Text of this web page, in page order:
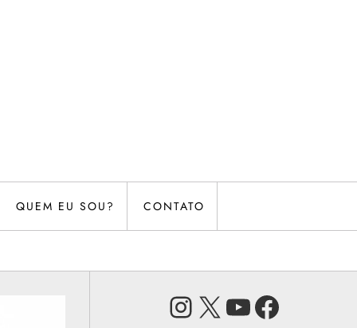
QUEM EU SOU? CONTATO
Instagram
X Youtube